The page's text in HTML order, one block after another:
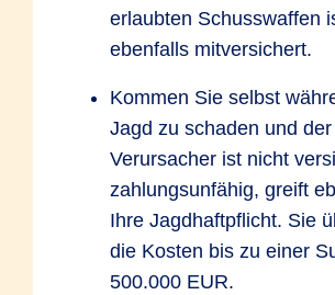
erlaubten Schusswaffen
ebenfalls mitversichert.
Kommen Sie selbst
Jagd zu schaden und der
Verursacher ist nicht
zahlungsunfähig, greift
Ihre Jagdhaftpflicht. Sie
die Kosten bis zu einer
500.000 EUR.